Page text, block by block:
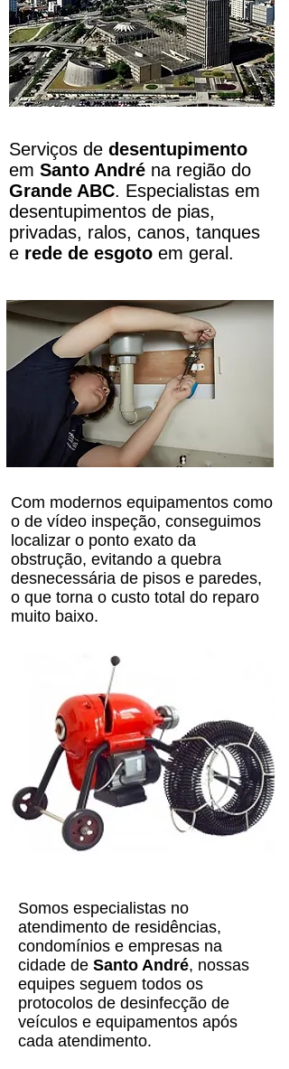
Serviços de desentupimento
em Santo André na região do
Grande ABC. Especialistas em
desentupimentos de pias,
privadas, ralos, canos, tanques
e rede de esgoto em geral.
Com modernos equipamentos como
o de vídeo inspeção, conseguimos
localizar o ponto exato da
obstrução, evitando a quebra
desnecessária de pisos e paredes,
o que torna o custo total do reparo
muito baixo.
Somos especialistas no
atendimento de residências,
condomínios e empresas na
cidade de Santo André, nossas
equipes seguem todos os
protocolos de desinfecção de
veículos e equipamentos após
cada atendimento.